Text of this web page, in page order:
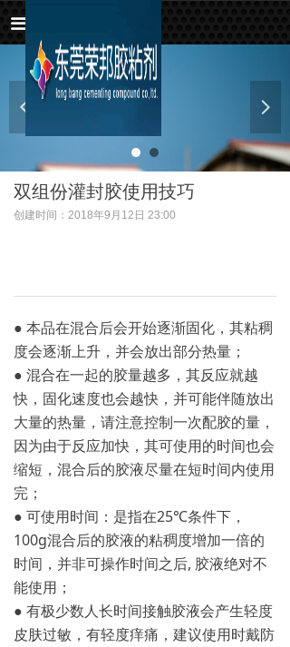
넳 넲
끀
首页
关于我们
监控产品
新闻资讯
联系我们
双组份灌封胶使用技巧
创建时间： 2018年9月12日 23:00
● 本品在混合后会开始逐渐固化，其粘稠
度会逐渐上升，并会放出部分热量；
● 混合在一起的胶量越多，其反应就越
快，固化速度也会越快，并可能伴随放出
大量的热量，请注意控制一次配胶的量，
因为由于反应加快，其可使用的时间也会
缩短，混合后的胶液尽量在短时间内使用
完；
● 可使用时间：是指在25℃条件下，
100g混合后的胶液的粘稠度增加一倍的
时间，并非可操作时间之后, 胶液绝对不
能使用；
● 有极少数人长时间接触胶液会产生轻度
皮肤过敏，有轻度痒痛，建议使用时戴防